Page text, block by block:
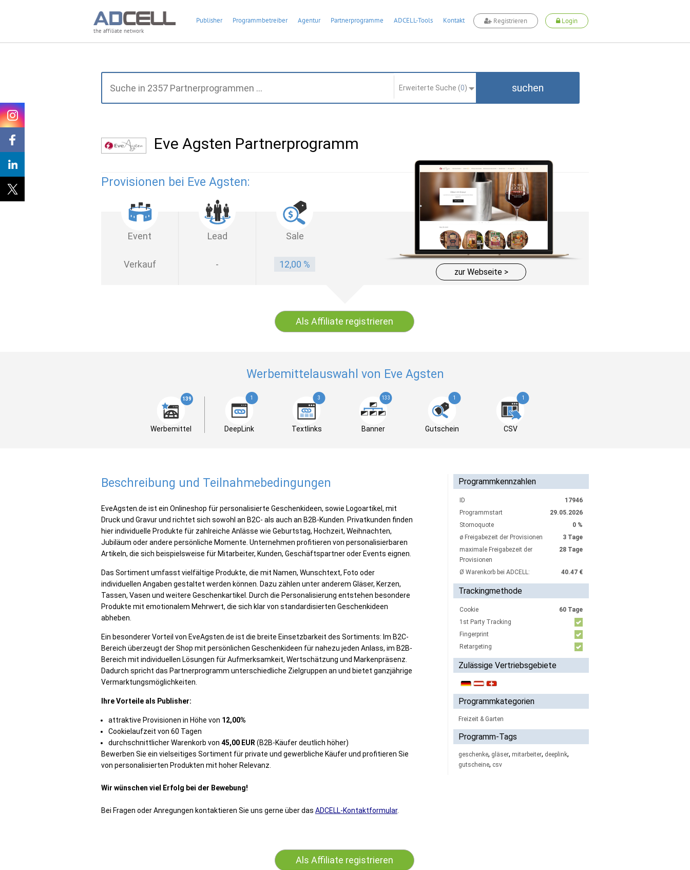
the affiliate network
Publisher Programmbetreiber Agentur Partnerprogramme ADCELL-Tools Kontakt Registrieren Login
Erweiterte Suche (0) suchen
Eve Agsten Partnerprogramm
Provisionen bei Eve Agsten:
Event Lead Sale
Verkauf - 12,00 %
zur Webseite >
Als Affiliate registrieren
Werbemittelauswahl von Eve Agsten
139
Werbemittel
1
DeepLink
3
Textlinks
133
Banner
1
Gutschein
1
CSV
Beschreibung und Teilnahmebedingungen
EveAgsten.de ist ein Onlineshop für personalisierte Geschenkideen, sowie Logoartikel, mit
Druck und Gravur und richtet sich sowohl an B2C- als auch an B2B-Kunden. Privatkunden finden
hier individuelle Produkte für zahlreiche Anlässe wie Geburtstag, Hochzeit, Weihnachten,
Jubiläum oder andere persönliche Momente. Unternehmen profitieren von personalisierbaren
Artikeln, die sich beispielsweise für Mitarbeiter, Kunden, Geschäftspartner oder Events eignen.
Das Sortiment umfasst vielfältige Produkte, die mit Namen, Wunschtext, Foto oder
individuellen Angaben gestaltet werden können. Dazu zählen unter anderem Gläser, Kerzen,
Tassen, Vasen und weitere Geschenkartikel. Durch die Personalisierung entstehen besondere
Produkte mit emotionalem Mehrwert, die sich klar von standardisierten Geschenkideen
abheben.
Ein besonderer Vorteil von EveAgsten.de ist die breite Einsetzbarkeit des Sortiments: Im B2C-
Bereich überzeugt der Shop mit persönlichen Geschenkideen für nahezu jeden Anlass, im B2B-
Bereich mit individuellen Lösungen für Aufmerksamkeit, Wertschätzung und Markenpräsenz.
Dadurch spricht das Partnerprogramm unterschiedliche Zielgruppen an und bietet ganzjährige
Vermarktungsmöglichkeiten.
Ihre Vorteile als Publisher:
attraktive Provisionen in Höhe von 12,00%
Cookielaufzeit von 60 Tagen
durchschnittlicher Warenkorb von 45,00 EUR (B2B-Käufer deutlich höher)
Bewerben Sie ein vielseitiges Sortiment für private und gewerbliche Käufer und profitieren Sie
von personalisierten Produkten mit hoher Relevanz.
Wir wünschen viel Erfolg bei der Bewebung!
Bei Fragen oder Anregungen kontaktieren Sie uns gerne über das ADCELL-Kontaktformular.
Programmkennzahlen
ID
17946
Programmstart
29.05.2026
Stornoquote
0 %
ø Freigabezeit der Provisionen
3 Tage
maximale Freigabezeit der
Provisionen
28 Tage
Ø Warenkorb bei ADCELL: 40.47 €
Trackingmethode
Cookie
60 Tage
1st Party Tracking
Fingerprint
Retargeting
Zulässige Vertriebsgebiete
Programmkategorien
Freizeit & Garten
Programm-Tags
geschenke, gläser, mitarbeiter, deeplink,
gutscheine, csv
Als Affiliate registrieren